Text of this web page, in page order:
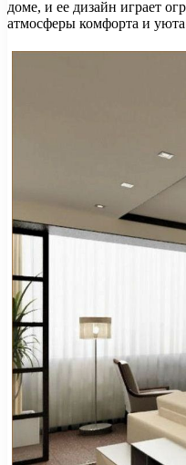
доме, и ее дизайн играет
атмосферы комфорта и